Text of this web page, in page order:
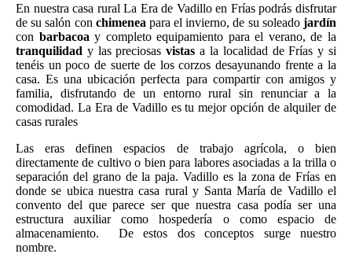
En nuestra casa rural La Era de Vadillo en Frías podrás disfrutar
de su salón con chimenea para el invierno, de su soleadojardín
con barbacoa y completo equipamiento para el verano, de la
tranquilidad y las preciosasvistas a la localidad de Frías y si
tenéis un poco de suerte de los corzos desayunando frente a la
casa. Es una ubicación perfecta para compartir con amigos y
familia, disfrutando de un entorno rural sin renunciar a la
comodidad. La Era de Vadillo es tu mejor opción de alquiler de
casas rurales
Las eras definen espacios de trabajo agrícola, o bien
directamente de cultivo o bien para labores asociadas a la trilla o
separación del grano de la paja. Vadillo es la zona de Frías en
donde se ubica nuestra casa rural y Santa María de Vadillo el
convento del que parece ser que nuestra casa podía ser una
estructura auxiliar como hospedería o como espacio de
almacenamiento. De estos dos conceptos surge nuestro
nombre.